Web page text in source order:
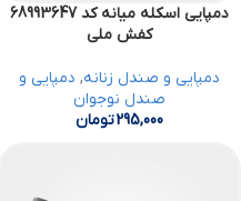
دمپایی اسکله میانه کد 68993647
کفش ملی
دمپایی و صندل زنانه, دمپایی و
صندل نوجوان
295,000تومان